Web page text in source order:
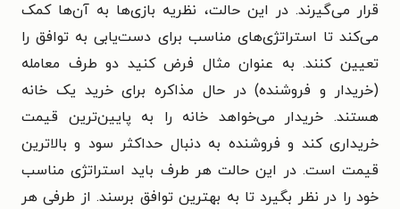
قرار می‌گیرند. در این حالت، نظریه بازی‌ها به آن‌ها کمک
می‌کند تا استراتژی‌های مناسب برای دست‌یابی به توافق را
تعیین کنند. به عنوان مثال فرض کنید دو طرف معامله
(خریدار و فروشنده) در حال مذاکره برای خرید یک خانه
هستند. خریدار می‌خواهد خانه را به پایین‌ترین قیمت
خریداری کند و فروشنده به دنبال حداکثر سود و بالاترین
قیمت است. در این حالت هر طرف باید استراتژی مناسب
خود را در نظر بگیرد تا به بهترین توافق برسند. از طرفی هر